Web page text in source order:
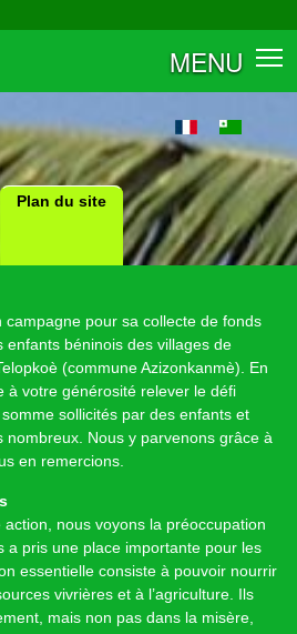
MENU
Plan du site
campagne pour sa collecte de fonds
enfants béninois des villages de
(commune Azizonkanmè). En
à votre générosité relever le défi
sollicités par des enfants et
nombreux. Nous y parvenons grâce à
en remercions.
nous voyons la préoccupation
a pris une place importante pour les
essentielle consiste à pouvoir nourrir
vivrières et à l’agriculture. Ils
mais non pas dans la misère,